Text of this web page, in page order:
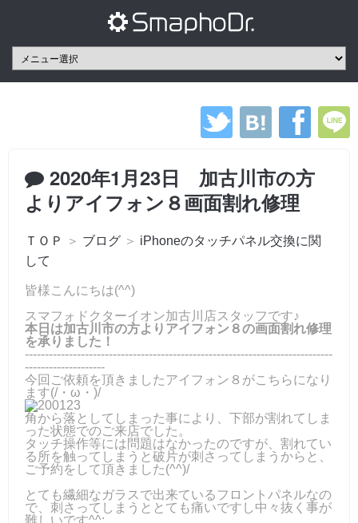
2020年1月23日 加古川市の方
よりアイフォン８画面割れ修理
ＴＯＰ ＞ ブログ ＞ iPhoneのタッチパネル交換に関
して
皆様こんにちは(^^)
スマフォドクターイオン加古川店スタッフです♪
本日は加古川市の方よりアイフォン８の画面割れ修理
を承りました！
-----------------------------------------------------------------------------
--------------------
今回ご依頼を頂きましたアイフォン８がこちらになり
ます(/・ω・)/
角から落としてしまった事により、下部が割れてしま
った状態でのご来店でした。
タッチ操作等には問題はなかったのですが、割れてい
る所を触ってしまうと破片が刺さってしまうからと、
ご予約をして頂きました(^^)/
とても繊細なガラスで出来ているフロントパネルなの
で、刺さってしまうととても痛いですし中々抜く事が
難しいです^^;